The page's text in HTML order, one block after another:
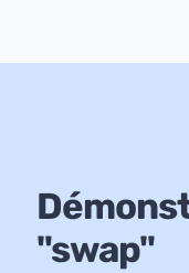
"swap"